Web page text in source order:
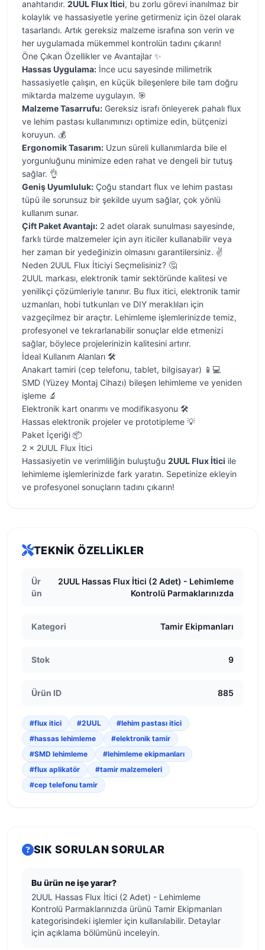
anahtarıdır. 2UUL Flux İtici, bu zorlu görevi inanılmaz bir
kolaylık ve hassasiyetle yerine getirmeniz için özel olarak
tasarlandı. Artık gereksiz malzeme israfına son verin ve
her uygulamada mükemmel kontrolün tadını çıkarın!
Öne Çıkan Özellikler ve Avantajlar ✨
Hassas Uygulama: İnce ucu sayesinde milimetrik
hassasiyetle çalışın, en küçük bileşenlere bile tam doğru
miktarda malzeme uygulayın. 🎯
Malzeme Tasarrufu: Gereksiz israfı önleyerek pahalı flux
ve lehim pastası kullanımınızı optimize edin, bütçenizi
koruyun. 💰
Ergonomik Tasarım: Uzun süreli kullanımlarda bile el
yorgunluğunu minimize eden rahat ve dengeli bir tutuş
sağlar. 👌
Geniş Uyumluluk: Çoğu standart flux ve lehim pastası
tüpü ile sorunsuz bir şekilde uyum sağlar, çok yönlü
kullanım sunar.
Çift Paket Avantajı: 2 adet olarak sunulması sayesinde,
farklı türde malzemeler için ayrı iticiler kullanabilir veya
her zaman bir yedeğinizin olmasını garantilersiniz. ✌️
Neden 2UUL Flux İticiyi Seçmelisiniz? 🤔
2UUL markası, elektronik tamir sektöründe kalitesi ve
yenilikçi çözümleriyle tanınır. Bu flux itici, elektronik tamir
uzmanları, hobi tutkunları ve DIY meraklıları için
vazgeçilmez bir araçtır. Lehimleme işlemlerinizde temiz,
profesyonel ve tekrarlanabilir sonuçlar elde etmenizi
sağlar, böylece projelerinizin kalitesini artırır.
İdeal Kullanım Alanları 🛠️
Anakart tamiri (cep telefonu, tablet, bilgisayar) 📱💻
SMD (Yüzey Montaj Cihazı) bileşen lehimleme ve yeniden
işleme 🔬
Elektronik kart onarımı ve modifikasyonu 🛠️
Hassas elektronik projeler ve prototipleme 💡
Paket İçeriği 📦
2 x 2UUL Flux İtici
Hassasiyetin ve verimliliğin buluştuğu 2UUL Flux İtici ile
lehimleme işlemlerinizde fark yaratın. Sepetinize ekleyin
ve profesyonel sonuçların tadını çıkarın!
TEKNIK ÖZELLIKLER
Ür
ün
2UUL Hassas Flux İtici (2 Adet) - Lehimleme
Kontrolü Parmaklarınızda
Kategori Tamir Ekipmanları
Stok 9
Ürün ID 885
#flux itici #2UUL
#lehim pastası itici
#hassas lehimleme
#elektronik tamir
#SMD lehimleme
#lehimleme ekipmanları
#flux aplikatör
#tamir malzemeleri
#cep telefonu tamir
SIK SORULAN SORULAR
Bu ürün ne işe yarar?
2UUL Hassas Flux İtici (2 Adet) - Lehimleme
Kontrolü Parmaklarınızda ürünü Tamir Ekipmanları
kategorisindeki işlemler için kullanılabilir. Detaylar
için açıklama bölümünü inceleyin.